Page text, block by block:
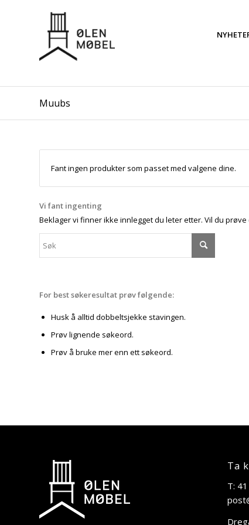
Muubs
Fant ingen produkter som passet med valgene dine.
Vi fant ingenting
Beklager vi finner ikke innlegget du leter etter. Vil du prøve
For best søkeresultat prøv følgende:
Husk å alltid dobbeltsjekke stavingen.
Prøv lignende søkeord.
Prøv å bruke mer enn ett søkeord.
Ta
T: